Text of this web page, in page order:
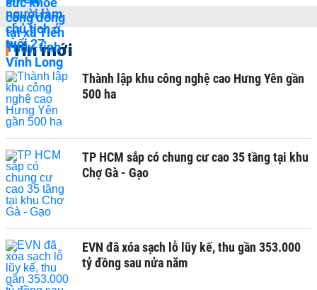
Tin mới
Thành lập khu công nghệ cao Hưng Yên gần
500 ha
TP HCM sắp có chung cư cao 35 tầng tại khu
Chợ Gà - Gạo
EVN đã xóa sạch lỗ lũy kế, thu gần 353.000
tỷ đồng sau nửa năm